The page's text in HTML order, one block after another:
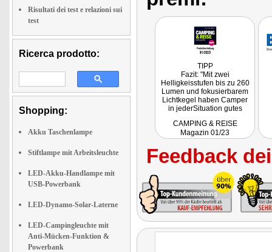
Risultati dei test e relazioni sui
test
Ricerca prodotto:
Shopping:
Akku Taschenlampe
Stiftlampe mit Arbeitsleuchte
LED-Akku-Handlampe mit
USB-Powerbank
LED-Dynamo-Solar-Laterne
LED-Campingleuchte mit
Anti-Mücken-Funktion &
Powerbank
TIPP
Fazit: "Mit zwei
Helligkeisstufen bis zu 260
Lumen und fokusierbarem
Lichtkegel haben Camper
in jederSituation gutes
ist auch als Powerbank
nutzbar: Mit dem
unterwegs das Smartphone
lagen."
CAMPING & REISE
Magazin 01/23
Feedback